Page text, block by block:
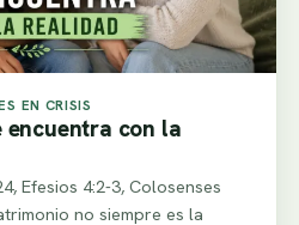
EN CRISIS
encuentra con la
Efesios 4:2-3, Colosenses
no siempre es la